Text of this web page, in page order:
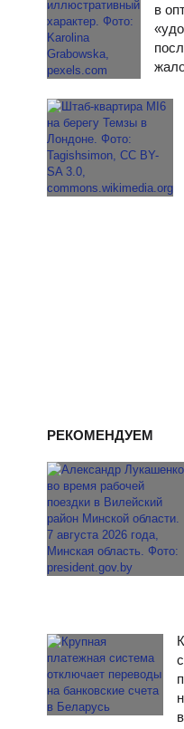
в
РЕКОМЕНДУЕМ